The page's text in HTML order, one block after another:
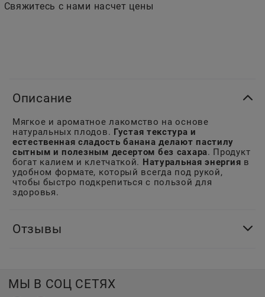
Свяжитесь с нами насчет цены
Описание
Мягкое и ароматное лакомство на основе
натуральных плодов. Густая текстура и
естественная сладость банана делают пастилу
сытным и полезным десертом без сахара. Продукт
богат калием и клетчаткой. Натуральная энергия в
удобном формате, который всегда под рукой,
чтобы быстро подкрепиться с пользой для
здоровья.
Отзывы
МЫ В СОЦ СЕТЯХ